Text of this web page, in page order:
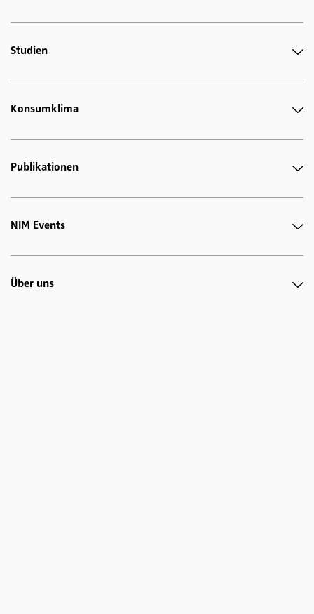
Studien
Konsumklima
Publikationen
NIM Events
Über uns